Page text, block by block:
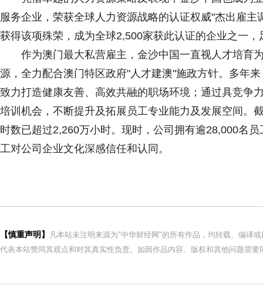
服务企业，荣获全球人力资源战略的认证权威"杰出雇
获得该项殊荣，成为全球2,500家获此认证的企业之一
作为澳门最大私营雇主，金沙中国一直视人才培育
源，全力配合澳门特区政府"人才建澳"施政方针。多年
致力打造健康友善、高效共融的职场环境；通过具竞争
培训机会，不断提升及拓展员工专业能力及发展空间。
时数已超过2,260万小时。现时，公司拥有逾28,000名
工对公司企业文化深感信任和认同。
【慎重声明】
凡本站未注明来源为"中华财经网"的所有作品，均转载、编译
代表本站赞同其观点和对其真实性负责。如因作品内容、版权和其他问题需